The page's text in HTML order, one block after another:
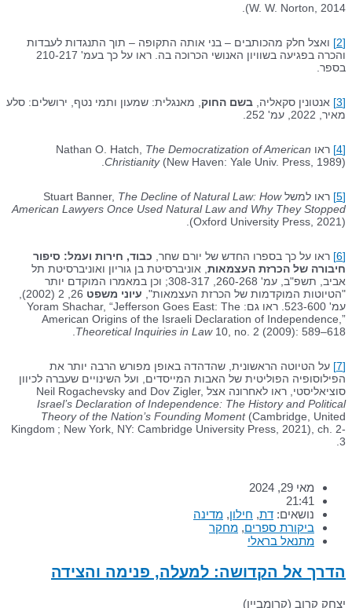
W. W. Norton, 2014).
[2]
ואצל חלק מהכותבים – בני אותה התקופה – תוך התנגדות לעבדות
והכרה בפגיעה בשוויון האנושי הכרוכה בה. ראו על כך בעמ' 210-217
בספר.
[3] אנטונין סקאליה, בשם החוק , מאנגלית: שמעון ותמי נטף, ירושלים: סלע
מאיר, 2022, עמ' 252.
[4] ראו Nathan O. Hatch, The Democratization of American
Christianity(New Haven: Yale Univ. Press, 1989).
[5] ראו למשל Stuart Banner,The Decline of Natural Law: How
American Lawyers Once Used Natural Law and Why They Stopped
(Oxford University Press, 2021).
[6] ראו על כך בספרו החדש של יורם שחר, כבוד, חירות ועמל: סיפור
חיבורה של הכרזת העצמאות , אוניברסיטת בן גוריון ואוניברסיטת תל
אביב, תשפ"ב, עמ' 260-268, 308-317; וכן במאמרו המוקדם יותר
"הטיוטות המוקדמות של הכרזת העצמאות", עיוני משפט
26, 2 (2002),
עמ' 523-600. ראו גם: Yoram Shachar, “Jefferson Goes East: The
American Origins of the Israeli Declaration of Independence,”
Theoretical Inquiries in Law10, no. 2 (2009): 589–618.
[7]
על הטיוטה הראשונית, שהדהדה באופן מפורש הרבה יותר את
הפילוסופיה הפוליטית של האבות המייסדים, ועל השינויים שעברה לכיוון
סוציאליסטי, ראו לאחרונה אצל Neil Rogachevsky and Dov Zigler,
Israel’s Declaration of Independence: The History and Political
Theory of the Nation’s Founding Moment(Cambridge, United
Kingdom ; New York, NY: Cambridge University Press, 2021), ch. 2-
3.
מאי 29, 2024
21:41
נושאים: דת, חילון, מדינה
ביקורת ספרים, מחקר
מתנאל בראלי
הדרך אל הקדושה: למעלה, פנימה והצידה
יצחק קרוב (קרומביין)